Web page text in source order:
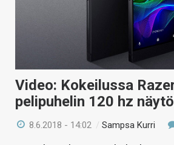
Video: Kokeilussa
pelipuhelin 120 hz
8.6.2018 - 14:02 /Sampsa Kurri